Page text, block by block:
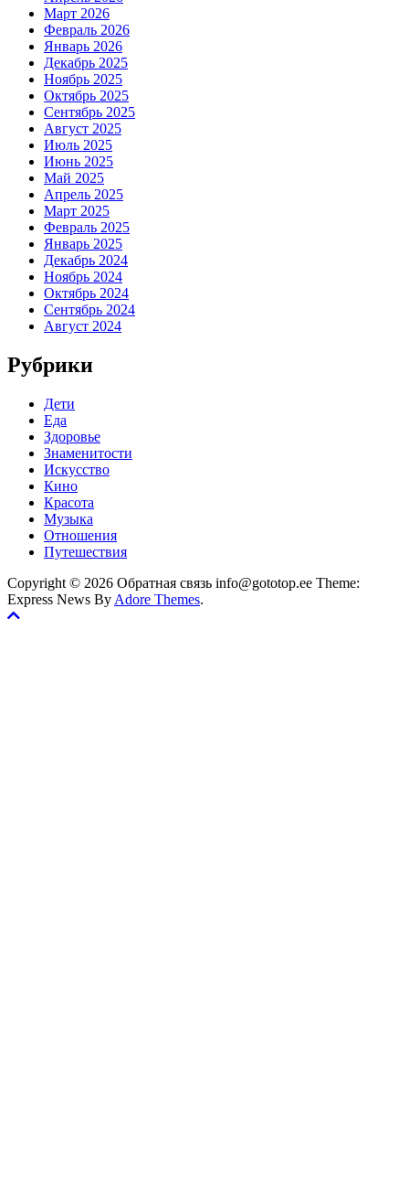
Март 2026
Февраль 2026
Январь 2026
Декабрь 2025
Ноябрь 2025
Октябрь 2025
Сентябрь 2025
Август 2025
Июль 2025
Июнь 2025
Май 2025
Апрель 2025
Март 2025
Февраль 2025
Январь 2025
Декабрь 2024
Ноябрь 2024
Октябрь 2024
Сентябрь 2024
Август 2024
Рубрики
Дети
Еда
Здоровье
Знаменитости
Искусство
Кино
Красота
Музыка
Отношения
Путешествия
Copyright © 2026 Обратная связь info@gototop.ee Theme:
Express News By Adore Themes.